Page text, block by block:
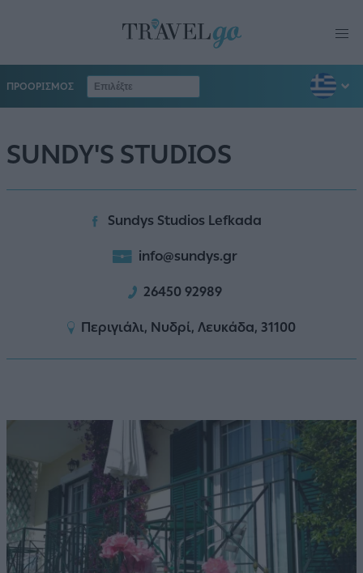
ΠΡΟΟΡΙΣΜΟΣ
SUNDY'S STUDIOS
Sundys Studios Lefkada
info@sundys.gr
26450 92989
Περιγιάλι, Νυδρί, Λευκάδα, 31100